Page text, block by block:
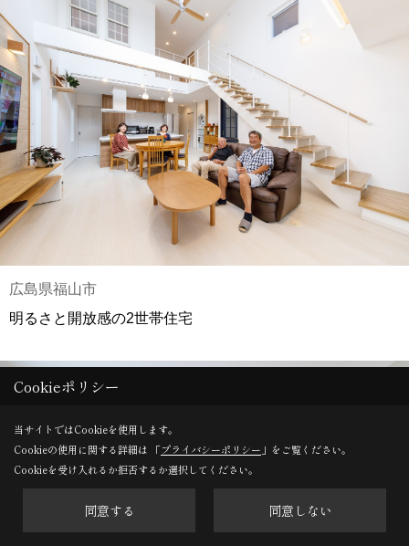
広島県福山市
明るさと開放感の2世帯住宅
Cookieポリシー
当サイトではCookieを使用します。
Cookieの使用に関する詳細は 「プライバシーポリシー 」をご覧ください。
Cookieを受け入れるか拒否するか選択してください。
同意する 同意しない